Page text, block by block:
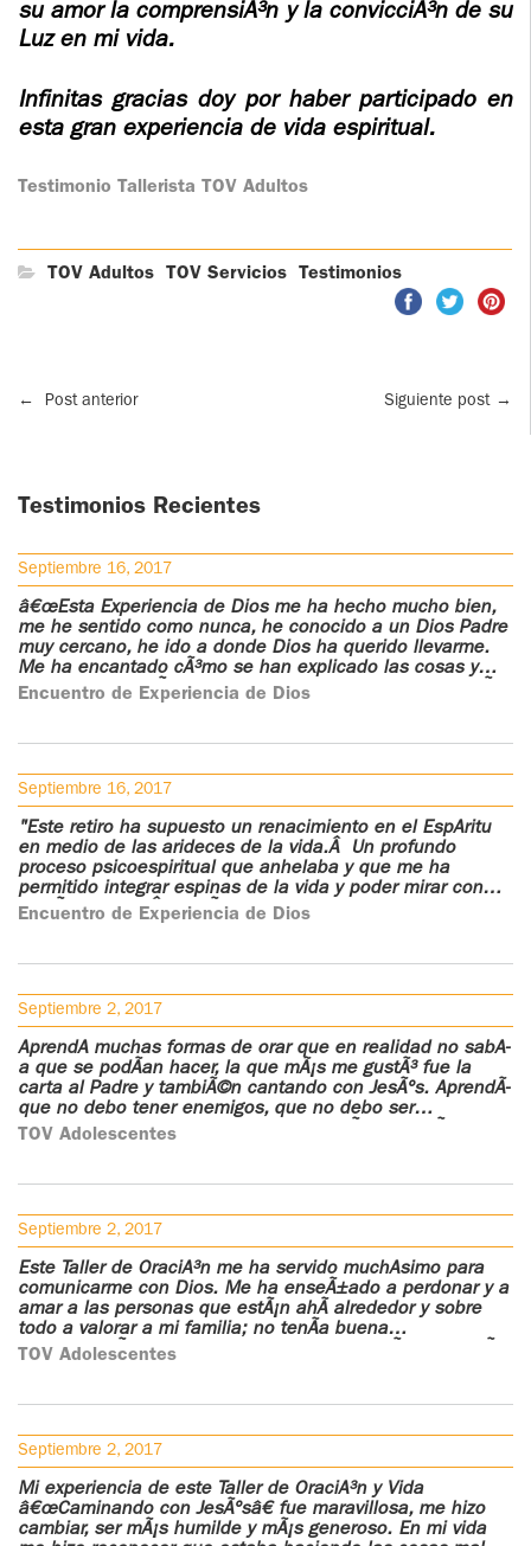
DE
Y
DE
DE
DE
Y VIDA
EVANGELIZACIÃ³N
ORACIÃ³N Y VIDA
su amor la comprensiÃ³n y la convicciÃ³n de su
Luz en mi vida.
Infinitas gracias doy por haber participado en
esta gran experiencia de vida espiritual.
Testimonio Tallerista TOV Adultos
TOV Adultos TOV Servicios Testimonios
← Post anterior Siguiente post →
Testimonios Recientes
Septiembre 16, 2017
â€œEsta Experiencia de Dios me ha hecho mucho bien,
me he sentido como nunca, he conocido a un Dios Padre
muy cercano, he ido a donde Dios ha querido llevarme.
Me ha encantado cÃ³mo se han explicado las cosas y
han hecho ver cÃ³mo con los Salmos te llevan mas allÃ¡
Encuentro de Experiencia de Dios
Septiembre 16, 2017
"Este retiro ha supuesto un renacimiento en el EspÃ­ritu
en medio de las arideces de la vida.Â Un profundo
proceso psicoespiritual que anhelaba y que me ha
permitido integrar espinas de la vida y poder mirar con
ilusiÃ³n la vida;Â sabiÃ©ndonos, cogidos de la mano del
Encuentro de Experiencia de Dios
Septiembre 2, 2017
AprendÃ­ muchas formas de orar que en realidad no sabÃ­
a que se podÃ­an hacer, la que mÃ¡s me gustÃ³ fue la
carta al Padre y tambiÃ©n cantando con JesÃºs. AprendÃ­
que no debo tener enemigos, que no debo ser
malgeniada y que debo de imitar a JesÃºs como Ã©l nos
TOV Adolescentes
Septiembre 2, 2017
Este Taller de OraciÃ³n me ha servido muchÃ­simo para
comunicarme con Dios. Me ha enseÃ±ado a perdonar y a
amar a las personas que estÃ¡n ahÃ­ alrededor y sobre
todo a valorar a mi familia; no tenÃ­a buena
comunicaciÃ³n con ellos, pero en cada sesiÃ³n que vivÃ­
mis padres y en pedir bendiciones para mi familia,
TOV Adolescentes
Septiembre 2, 2017
Mi experiencia de este Taller de OraciÃ³n y Vida
â€œCaminando con JesÃºsâ€ fue maravillosa, me hizo
cambiar, ser mÃ¡s humilde y mÃ¡s generoso. En mi vida